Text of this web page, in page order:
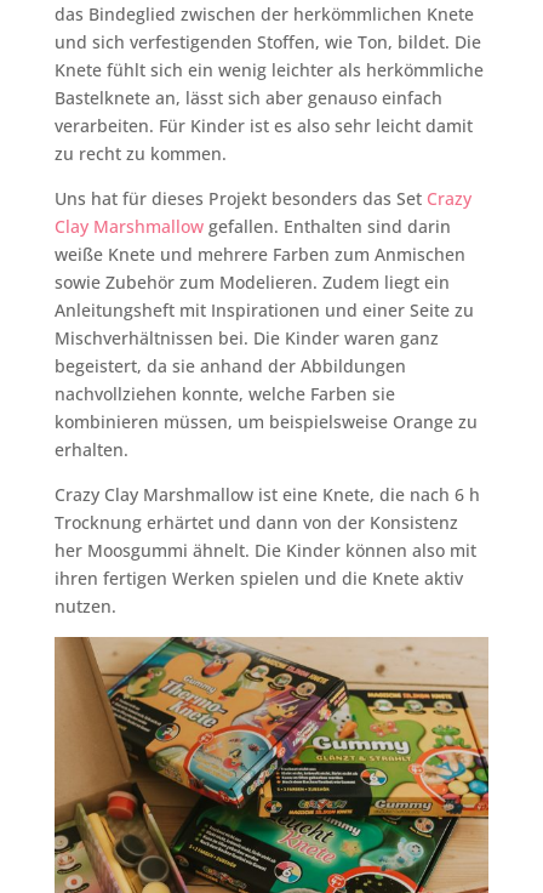
das Bindeglied zwischen der herkömmlichen Knete
und sich verfestigenden Stoffen, wie Ton, bildet. Die
Knete fühlt sich ein wenig leichter als herkömmliche
Bastelknete an, lässt sich aber genauso einfach
verarbeiten. Für Kinder ist es also sehr leicht damit
zu recht zu kommen.
Uns hat für dieses Projekt besonders das Set Crazy
Clay Marshmallowgefallen. Enthalten sind darin
weiße Knete und mehrere Farben zum Anmischen
sowie Zubehör zum Modelieren. Zudem liegt ein
Anleitungsheft mit Inspirationen und einer Seite zu
Mischverhältnissen bei. Die Kinder waren ganz
begeistert, da sie anhand der Abbildungen
nachvollziehen konnte, welche Farben sie
kombinieren müssen, um beispielsweise Orange zu
erhalten.
Crazy Clay Marshmallow ist eine Knete, die nach 6 h
Trocknung erhärtet und dann von der Konsistenz
her Moosgummi ähnelt. Die Kinder können also mit
ihren fertigen Werken spielen und die Knete aktiv
nutzen.